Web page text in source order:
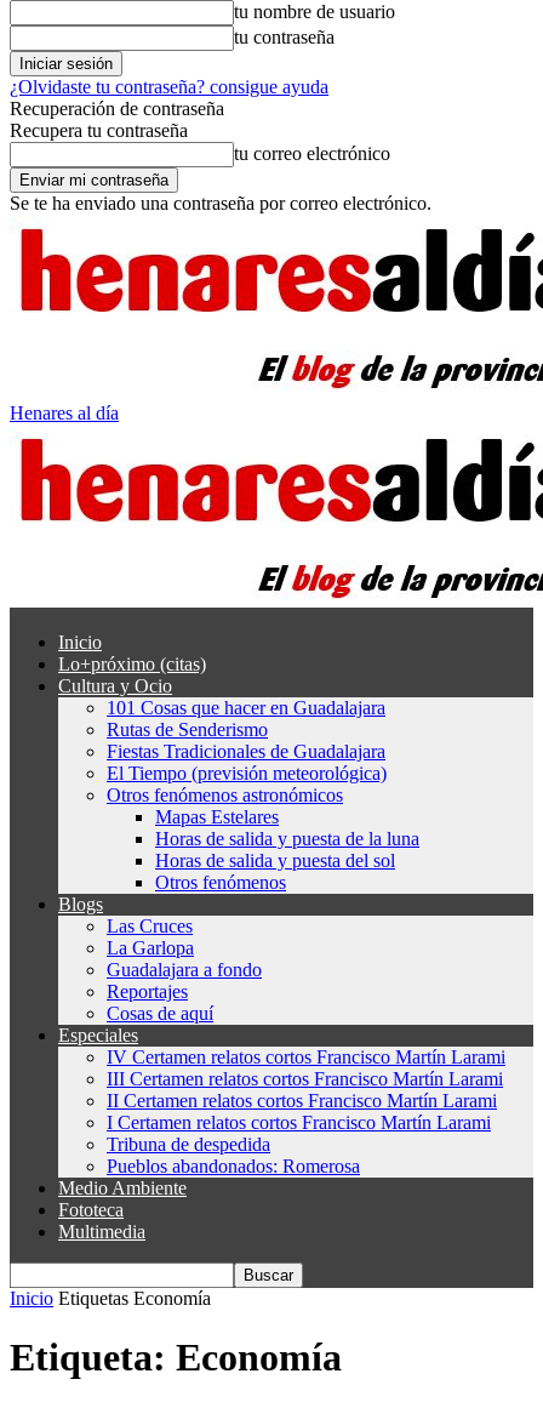
tu nombre de usuario
tu contraseña
¿Olvidaste tu contraseña? consigue ayuda
Recuperación de contraseña
Recupera tu contraseña
tu correo electrónico
Se te ha enviado una contraseña por correo electrónico.
Henares al día
Inicio
Lo+próximo (citas)
Cultura y Ocio
101 Cosas que hacer en Guadalajara
Rutas de Senderismo
Fiestas Tradicionales de Guadalajara
El Tiempo (previsión meteorológica)
Otros fenómenos astronómicos
Mapas Estelares
Horas de salida y puesta de la luna
Horas de salida y puesta del sol
Otros fenómenos
Blogs
Las Cruces
La Garlopa
Guadalajara a fondo
Reportajes
Cosas de aquí
Especiales
IV Certamen relatos cortos Francisco Martín Larami
III Certamen relatos cortos Francisco Martín Larami
II Certamen relatos cortos Francisco Martín Larami
I Certamen relatos cortos Francisco Martín Larami
Tribuna de despedida
Pueblos abandonados: Romerosa
Medio Ambiente
Fototeca
Multimedia
Inicio Etiquetas Economía
Etiqueta: Economía